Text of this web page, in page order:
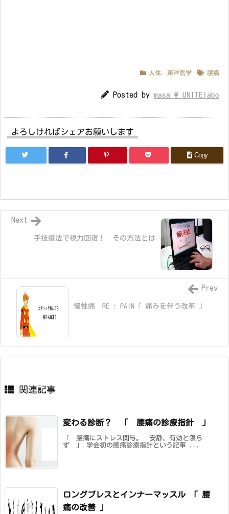
人体 東洋医学 腰痛
Posted by masa @ UNITElabo
よろしければシェアお願いします
Copy
手技療法で視力回復！ その方法とは
Next
慢性痛 RE : PAIN「 痛みを伴う改革 」
Prev
関連記事
変わる診断？ 「 腰痛の診療指針 」
「 腰痛にストレス関与。 安静、有効と限ら
ず 」 学会初の腰痛診療指針という記事 ...
ロングブレスとインナーマッスル 「 腰
痛の改善 」